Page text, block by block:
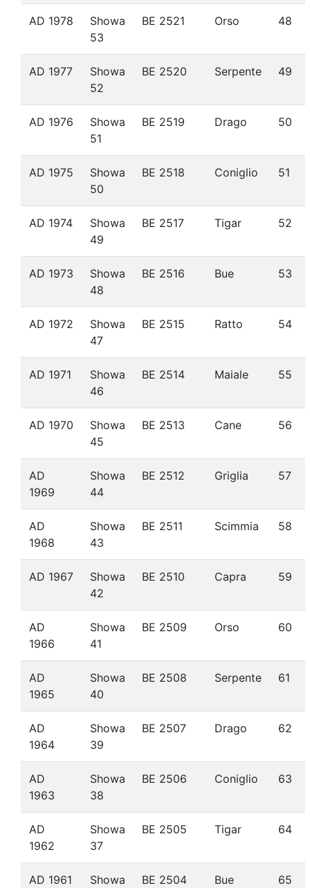
AD 1978
Showa
53
BE 2521 Orso 48
AD 1977
Showa
52
BE 2520 Serpente 49
AD 1976
Showa
51
BE 2519 Drago 50
AD 1975
Showa
50
BE 2518 Coniglio 51
AD 1974
Showa
49
BE 2517 Tigar 52
AD 1973
Showa
48
BE 2516 Bue 53
AD 1972
Showa
47
BE 2515 Ratto 54
AD 1971
Showa
46
BE 2514 Maiale 55
AD 1970
Showa
45
BE 2513 Cane 56
AD
1969
Showa
44
BE 2512 Griglia 57
AD
1968
Showa
43
BE 2511 Scimmia 58
AD 1967
Showa
42
BE 2510 Capra 59
AD
1966
Showa
41
BE 2509 Orso 60
AD
1965
Showa
40
BE 2508 Serpente 61
AD
1964
Showa
39
BE 2507 Drago 62
AD
1963
Showa
38
BE 2506 Coniglio 63
AD
1962
Showa
37
BE 2505 Tigar 64
AD 1961 Showa BE 2504 Bue 65